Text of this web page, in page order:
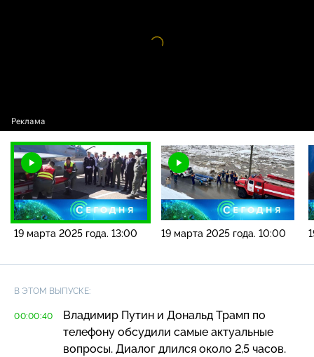
Видео
19 марта 2025 года. 13:00 19 марта 2025 года. 10:00
В ЭТОМ ВЫПУСКЕ:
00:00:40
Владимир Путин и Дональд Трамп по
телефону обсудили самые актуальные
вопросы. Диалог длился около 2,5 часов.